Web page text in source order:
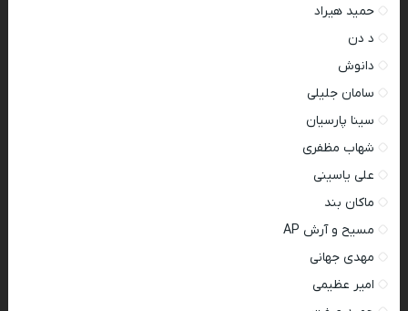
حمید هیراد
د دن
دانوش
سامان جلیلی
سینا پارسیان
شهاب مظفری
علی یاسینی
ماکان بند
مسیح و آرش AP
مهدی جهانی
امیر عظیمی